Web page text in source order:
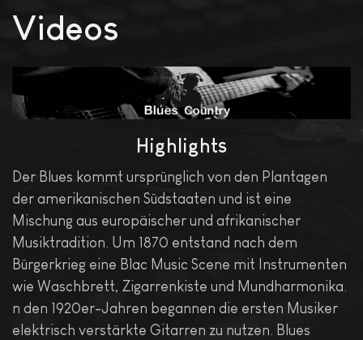
Videos
Highlights
Der Blues kommt ursprünglich von den Plantagen
der amerikanischen Südstaaten und ist eine
Mischung aus europäischer und afrikanischer
Musiktradition. Um 1870 entstand nach dem
Bürgerkrieg eine Blac Music Scene mit Instrumenten
wie Waschbrett, Zigarrenkiste und Mundharmonika.
n den 1920er-Jahren begannen die ersten Musiker
elektrisch verstärkte Gitarren zu nutzen. Blues